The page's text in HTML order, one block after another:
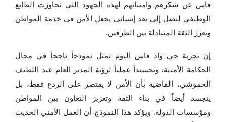
فاس عن شكرهم وامتنانهم لهذه الجهود التي تجاوزت الطابع
الوظيفي لتصل إلى بعد إنساني يجعل الأمن في خدمة المواطن
ويعزز الثقة المتبادلة بين الطرفين.
إن تجربة حي واد فاس اليوم تمثل نموذجاً ناجحاً في مجال
الحكامة الأمنية، وتجسيداً عملياً لرؤية المدير العام عبد اللطيف
الحموشي، القاضية بأن الأمن لا يقتصر على الردع فقط، بل
يتجسد أيضاً في بناء الثقة وتعزيز التعاون بين المواطن
ومؤسسات الدولة. ويؤكد هذا النموذج أن العمل الأمني الحديث